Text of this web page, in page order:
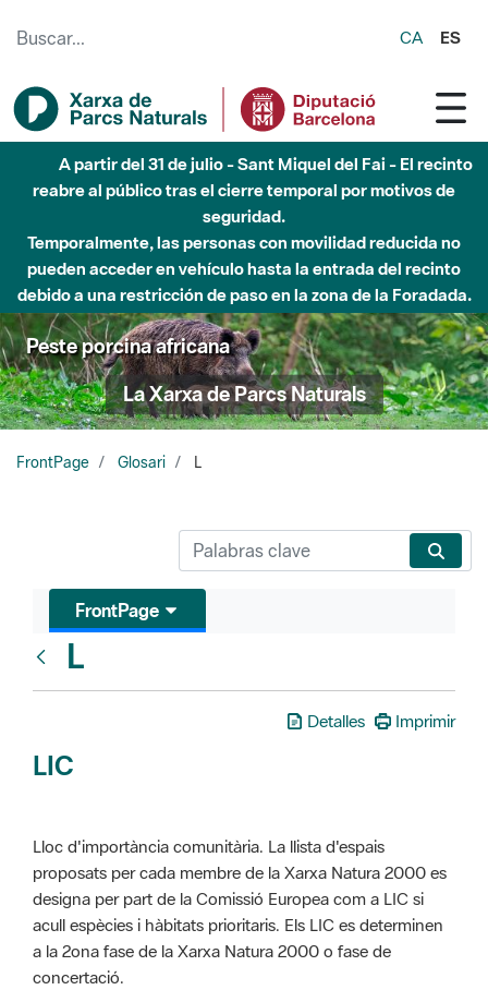
CA ES
A partir del 31 de julio - Sant Miquel del Fai - El recinto
reabre al público tras el cierre temporal por motivos de
seguridad.
Temporalmente, las personas con movilidad reducida no
pueden acceder en vehículo hasta la entrada del recinto
debido a una restricción de paso en la zona de la Foradada.
Peste porcina africana
La Xarxa de Parcs Naturals
FrontPage Glosari L
FrontPage
L
Detalles Imprimir
LIC
Lloc d'importància comunitària. La llista d'espais
proposats per cada membre de la Xarxa Natura 2000 es
designa per part de la Comissió Europea com a LIC si
acull espècies i hàbitats prioritaris. Els LIC es determinen
a la 2ona fase de la Xarxa Natura 2000 o fase de
concertació.